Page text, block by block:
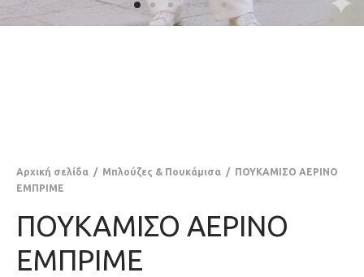
Αρχική σελίδα / Μπλούζες & Πουκάμισα / ΠΟΥΚΑΜΙΣΟ ΑΕΡΙΝΟ
ΕΜΠΡΙΜΕ
ΠΟΥΚΑΜΙΣΟ ΑΕΡΙΝΟ
ΕΜΠΡΙΜΕ